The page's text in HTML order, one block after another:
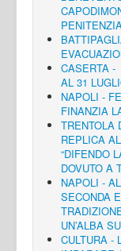
CASERTA -
AL 31
NAPOLI -
FINANZIA
TRENTOLA
REPLICA
“DIFENDO
DOVUTO A
NAPOLI -
SECONDA
UN’ALBA
CULTURA -